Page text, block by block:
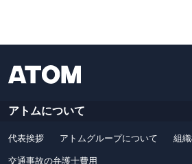
アトムについて
代表挨拶 アトムグループについて 組
交通事故の弁護士費用